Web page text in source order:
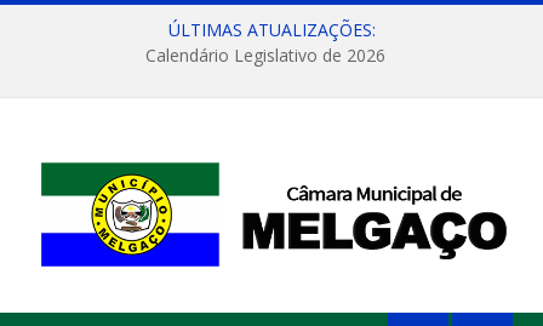
ÚLTIMAS ATUALIZAÇÕES:
Calendário Legislativo de 2026